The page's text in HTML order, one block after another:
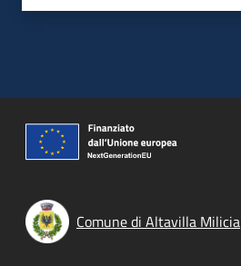
Comune di Altavilla Milicia